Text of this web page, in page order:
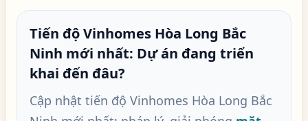
Tiến độ Vinhomes Hòa Long Bắc
Ninh mới nhất: Dự án đang triển
khai đến đâu?
Cập nhật tiến độ Vinhomes Hòa Long Bắc